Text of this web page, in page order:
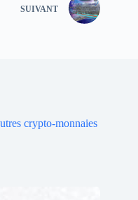
SUIVANT
crypto-monnaies